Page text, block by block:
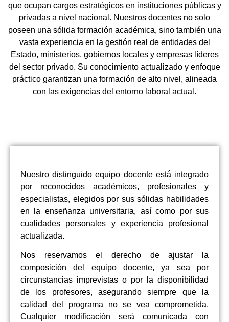
que ocupan cargos estratégicos en instituciones públicas y
privadas a nivel nacional. Nuestros docentes no solo
poseen una sólida formación académica, sino también una
vasta experiencia en la gestión real de entidades del
Estado, ministerios, gobiernos locales y empresas líderes
del sector privado. Su conocimiento actualizado y enfoque
práctico garantizan una formación de alto nivel, alineada
con las exigencias del entorno laboral actual.
Nuestro distinguido equipo docente está integrado
por reconocidos académicos, profesionales y
especialistas, elegidos por sus sólidas habilidades
en la enseñanza universitaria, así como por sus
cualidades personales y experiencia profesional
actualizada.
Nos reservamos el derecho de ajustar la
composición del equipo docente, ya sea por
circunstancias imprevistas o por la disponibilidad
de los profesores, asegurando siempre que la
calidad del programa no se vea comprometida.
Cualquier modificación será comunicada con